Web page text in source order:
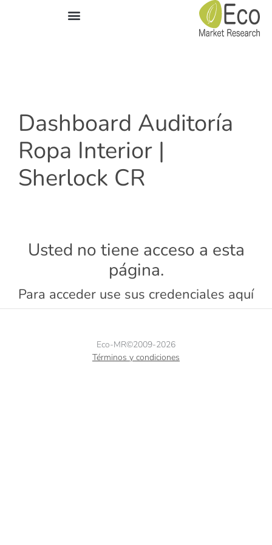
Dashboard Auditoría
Ropa Interior |
Sherlock CR
Usted no tiene acceso a esta
página.
Para acceder use sus credenciales aquí
Eco-MR©2009-2026
Términos y condiciones